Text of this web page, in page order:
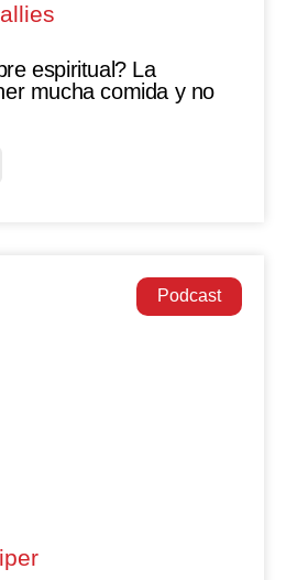
espiritual? La
mucha comida y no
Podcast